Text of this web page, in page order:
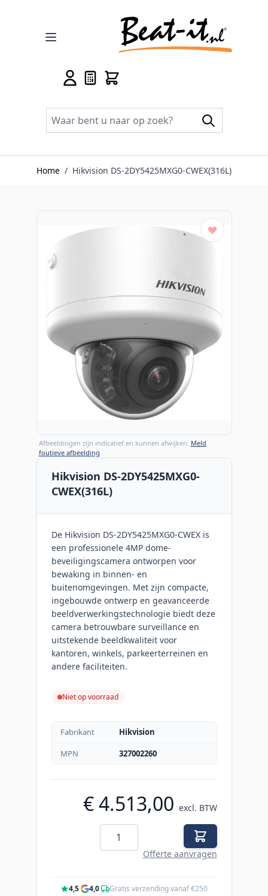
Home / Hikvision DS-2DY5425MXG0-CWEX(316L)
Afbeeldingen zijn indicatief en kunnen afwijken. Meld
foutieve afbeelding
Hikvision DS-2DY5425MXG0-
CWEX(316L)
De Hikvision DS-2DY5425MXG0-CWEX is
een professionele 4MP dome-
beveiligingscamera ontworpen voor
bewaking in binnen- en
buitenomgevingen. Met zijn compacte,
ingebouwde ontwerp en geavanceerde
beeldverwerkingstechnologie biedt deze
camera betrouwbare surveillance en
uitstekende beeldkwaliteit voor
kantoren, winkels, parkeerterreinen en
andere faciliteiten.
Niet op voorraad
Fabrikant
Hikvision
MPN
327002260
€ 4.513,00 excl. BTW
Aantal
Offerte aanvragen
4,5· 4,0· Gratis verzending vanaf €250